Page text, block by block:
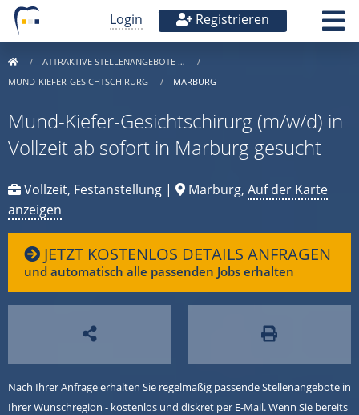
Login Registrieren
ATTRAKTIVE STELLENANGEBOTE …
MUND-KIEFER-GESICHTSCHIRURG
MARBURG
Mund-Kiefer-Gesichtschirurg (m/w/d) in
Vollzeit ab sofort in Marburg gesucht
Vollzeit, Festanstellung | Marburg, Auf der Karte
anzeigen
JETZT KOSTENLOS DETAILS ANFRAGEN
und automatisch alle passenden Jobs erhalten
Nach Ihrer Anfrage erhalten Sie regelmäßig passende Stellenangebote in
Ihrer Wunschregion - kostenlos und diskret per E-Mail. Wenn Sie bereits